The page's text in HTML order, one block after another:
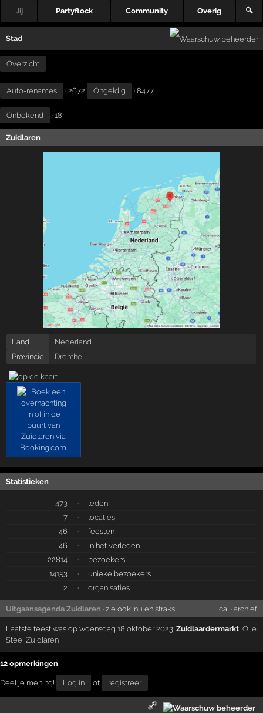
Jij Partyflock Community Overig 🔍
Stad
Overzicht
Auto-renames · 2672 Ongeldig · 8477
Onbekend · 18
Zuidlaren
Land
Nederland
Provincie
Drenthe
Statistieken
473 ·
leden
7
·
locaties
46
·
feesten
46
·
in het verleden
22814
·
bezoekers
14153
·
unieke bezoekers
2
· organisaties
Uitgaansagenda Zuidlaren · zie ook: nu en straks ical· archief
Laatste feest was op woensdag 18 oktober 2023:Zuidlaardermarkt,Olle
Stee,Zuidlaren
12 opmerkingen
Deel je mening! Log in of registreer